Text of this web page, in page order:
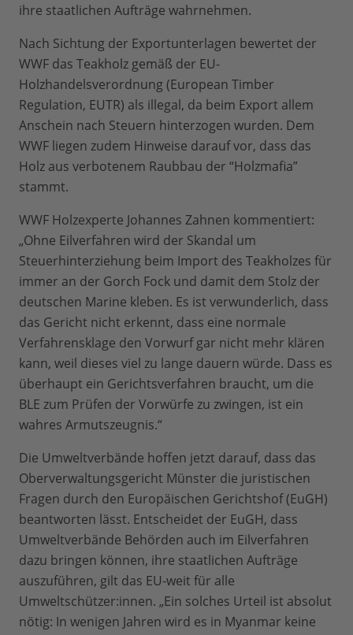
ihre staatlichen Aufträge wahrnehmen.
Nach Sichtung der Exportunterlagen bewertet der
WWF das Teakholz gemäß der EU-
Holzhandelsverordnung (European Timber
Regulation, EUTR) als illegal, da beim Export allem
Anschein nach Steuern hinterzogen wurden. Dem
WWF liegen zudem Hinweise darauf vor, dass das
Holz aus verbotenem Raubbau der “Holzmafia”
stammt.
WWF Holzexperte Johannes Zahnen kommentiert:
„Ohne Eilverfahren wird der Skandal um
Steuerhinterziehung beim Import des Teakholzes für
immer an der Gorch Fock und damit dem Stolz der
deutschen Marine kleben. Es ist verwunderlich, dass
das Gericht nicht erkennt, dass eine normale
Verfahrensklage den Vorwurf gar nicht mehr klären
kann, weil dieses viel zu lange dauern würde. Dass es
überhaupt ein Gerichtsverfahren braucht, um die
BLE zum Prüfen der Vorwürfe zu zwingen, ist ein
wahres Armutszeugnis.“
Die Umweltverbände hoffen jetzt darauf, dass das
Oberverwaltungsgericht Münster die juristischen
Fragen durch den Europäischen Gerichtshof (EuGH)
beantworten lässt. Entscheidet der EuGH, dass
Umweltverbände Behörden auch im Eilverfahren
dazu bringen können, ihre staatlichen Aufträge
auszuführen, gilt das EU-weit für alle
Umweltschützer:innen. „Ein solches Urteil ist absolut
nötig: In wenigen Jahren wird es in Myanmar keine